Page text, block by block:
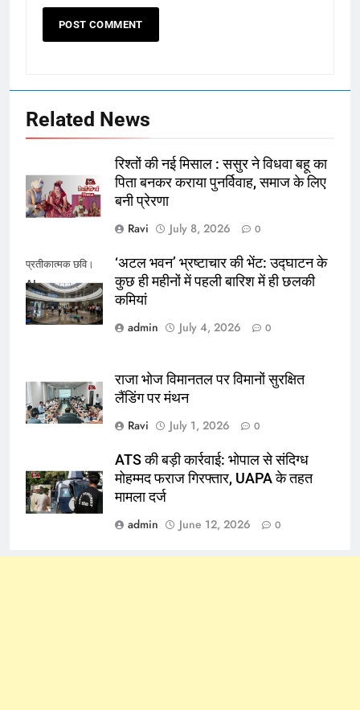
Related News
रिश्तों की नई मिसाल : ससुर ने विधवा बहू का
पिता बनकर कराया पुनर्विवाह, समाज के लिए
बनी प्रेरणा
Ravi
July 8, 2026 0
प्रतीकात्मक छवि।
AI
‘अटल भवन’ भ्रष्टाचार की भेंट: उद्घाटन के
कुछ ही महीनों में पहली बारिश में ही छलकी
कमियां
admin
July 4, 2026 0
राजा भोज विमानतल पर विमानों सुरक्षित
लैंडिंग पर मंथन
Ravi
July 1, 2026 0
ATS की बड़ी कार्रवाई: भोपाल से संदिग्ध
मोहम्मद फराज गिरफ्तार, UAPA के तहत
मामला दर्ज
admin
June 12, 2026 0